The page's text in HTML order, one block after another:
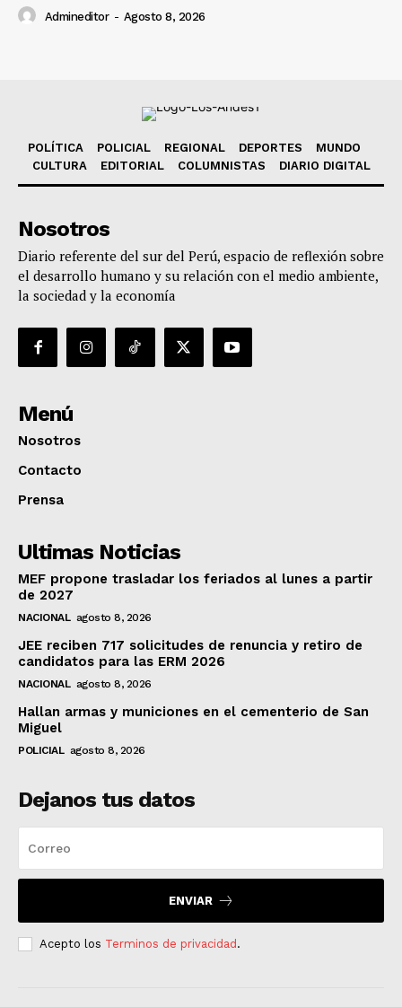
Admineditor - Agosto 8, 2026
POLÍTICA POLICIAL REGIONAL DEPORTES
MUNDO
CULTURA
EDITORIAL COLUMNISTAS DIARIO DIGITAL
Nosotros
Diario referente del sur del Perú, espacio de reflexión sobre
el desarrollo humano y su relación con el medio ambiente,
la sociedad y la economía
Menú
Nosotros
Contacto
Prensa
Ultimas Noticias
MEF propone trasladar los feriados al lunes a partir
de 2027
NACIONAL agosto 8, 2026
JEE reciben 717 solicitudes de renuncia y retiro de
candidatos para las ERM 2026
NACIONAL agosto 8, 2026
Hallan armas y municiones en el cementerio de San
Miguel
POLICIAL agosto 8, 2026
Dejanos tus datos
ENVIAR
Acepto los Terminos de privacidad .